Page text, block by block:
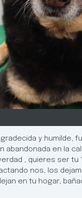
y humilde,
abandonada en la
, quieres ser
nos, los
en tu hogar,